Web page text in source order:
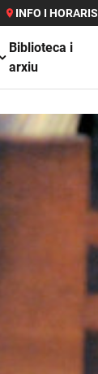
INFO I HORARIS
Biblioteca i
arxiu